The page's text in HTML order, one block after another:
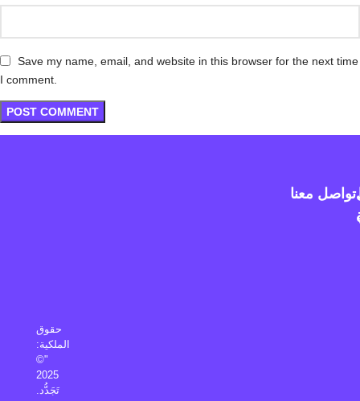
Save my name, email, and website in this browser for the next time
I comment.
حقوق
الملكية:
"©
2025
تَجَدُّد.
تواصل معنا